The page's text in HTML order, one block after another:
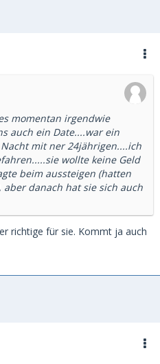
momentan irgendwie
auch ein Date....war ein
mit ner 24jährigen....ich
wollte keine Geld
beim aussteigen (hatten
danach hat sie sich auch
richtige für sie. Kommt ja auch